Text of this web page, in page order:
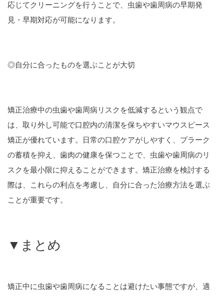
応じてクリーニングを行うことで、虫歯や歯周病の早期発
見・早期対応が可能になります。
◎自分に合ったものを選ぶことが大切
矯正治療中の虫歯や歯周病リスクを低減するという観点で
は、取り外し可能で口腔内の清潔を保ちやすいマウスピース
矯正が優れています。日常の口腔ケアがしやすく、プラーク
の蓄積を抑え、歯肉の健康を保つことで、虫歯や歯周病のリ
スクを最小限に抑えることができます。矯正治療を検討する
際は、これらの利点を考慮し、自分に合った治療方法を選ぶ
ことが重要です。
▼まとめ
矯正中に虫歯や歯周病になることは避けたい事態ですが、適